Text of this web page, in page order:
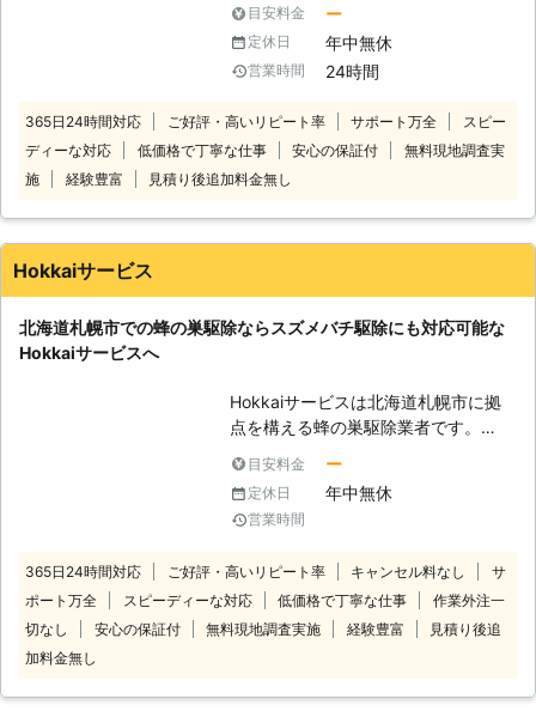
する相談事を24時間365日体制で対
応しておりますので、お気軽にお問い
でもシラミは厄介で人体に影響を与え
る可能性があります。 もちろん、市
販の薬剤で対処することも可能ですが
ん。そんなときは、衛生害虫駆除110
番にお任せください。 衛生害虫駆除
110番には4つの強みがございます。
査のあと、お見積りをご提示させてい
現場状況により、事前にお客様にご確
認したうえで調査・見積もりに費用を
害虫駆除110番はお客様が安心してご
利用いただけるよう、ペットやお子様
がいても安全な駆除方法をご提案させ
話受付しております。 衛生害虫駆除
110番では24時間365日お電話をお受
れない！」となっても、すぐにお電話
をお受けすることが可能です。 4.お
客様の満足度98%以上の実績がござい
くのお客様から高い評価をいただいて
目安料金 ー
定休日 年中無休
営業時間 24時間
365日24時間対応 ご好評・高いリピート率 サポート万全
スピー
ディーな対応
低価格で丁寧な仕事 安心の保証付
無料現地調査実
施
経験豊富 見積り後追加料金無し
Hokkaiサービス
北海道札幌市での蜂の巣駆除ならスズメバチ駆除にも対応可能な
Hokkaiサービスへ
Hokkaiサービスは北海道札幌市に拠
点を構える蜂の巣駆除業者です。
た」 「最近蜂を見かける頻度が増え
た」 このようなときはHokkaiサービ
スにお任せください。 駆除歴24年の
害でお困りのお客様に対応します。
●スズメバチやアシナガバチに対応し
ています！ 蜂の中でもスズメバチや
くなってしまうなんて事故もありま
目安料金 ー
定休日 年中無休
営業時間
365日24時間対応 ご好評・高いリピート率 キャンセル料なし
サ
ポート万全
スピーディーな対応 低価格で丁寧な仕事
作業外注一
切なし
安心の保証付 無料現地調査実施 経験豊富
見積り後追
加料金無し